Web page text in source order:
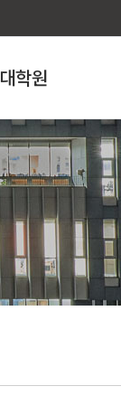
대학원